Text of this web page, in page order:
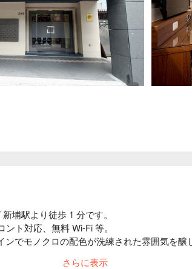
埔駅より徒歩 1 分です。
ト対応、無料 Wi-Fi 等。
ンでモノクロの配色が洗練された雰囲気を醸
さらに表示